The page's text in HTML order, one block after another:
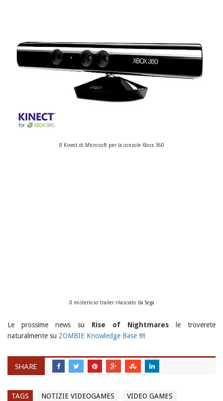
Il Kinect di Microsoft per la console Xbox 360
Il misterioso trailer rilasciato da Sega
Le prossime news su Rise of Nightmares le troverete
naturalmente su ZOMBIE Knowledge Base !!!
SHARE
TAGS NOTIZIE VIDEOGAMES
VIDEO GAMES